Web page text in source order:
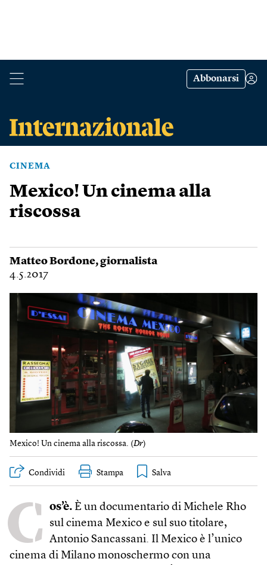
Abbonarsi
CINEMA
Mexico! Un cinema alla
riscossa
Matteo Bordone, giornalista
4.5.2017
Mexico! Un cinema alla riscossa. (Dr)
Condividi Stampa
C os’è. È un documentario di Michele Rho
sul cinema Mexico e sul suo titolare,
Antonio Sancassani. Il Mexico è l’unico
cinema di Milano monoschermo con una